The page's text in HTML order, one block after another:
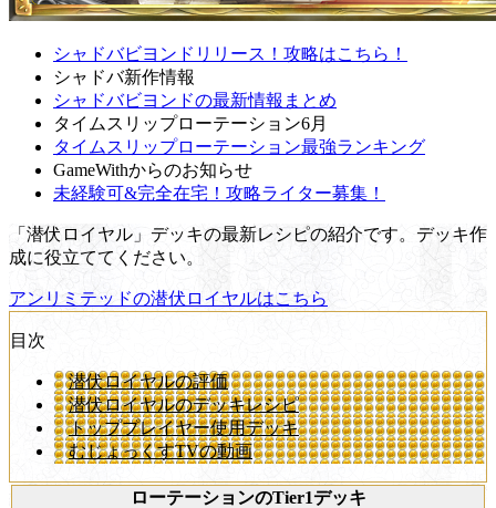
シャドバビヨンドリリース！攻略はこちら！
シャドバ新作情報
シャドバビヨンドの最新情報まとめ
タイムスリップローテーション6月
タイムスリップローテーション最強ランキング
GameWithからのお知らせ
未経験可&完全在宅！攻略ライター募集！
「潜伏ロイヤル」デッキの最新レシピの紹介です。デッキ作
成に役立ててください。
アンリミテッドの潜伏ロイヤルはこちら
目次
潜伏ロイヤルの評価
潜伏ロイヤルのデッキレシピ
トッププレイヤー使用デッキ
むじょっくすTVの動画
ローテーションのTier1デッキ